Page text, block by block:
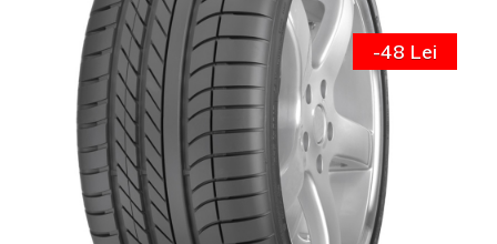
-48 Lei